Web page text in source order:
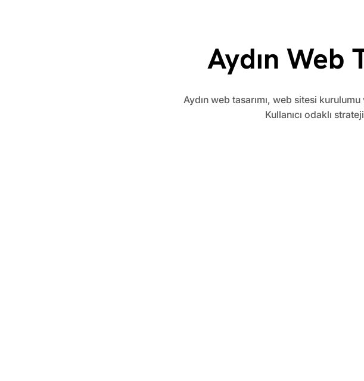
Aydın Web
​Aydın web tasarımı, web sitesi
Kullanıcı odaklı